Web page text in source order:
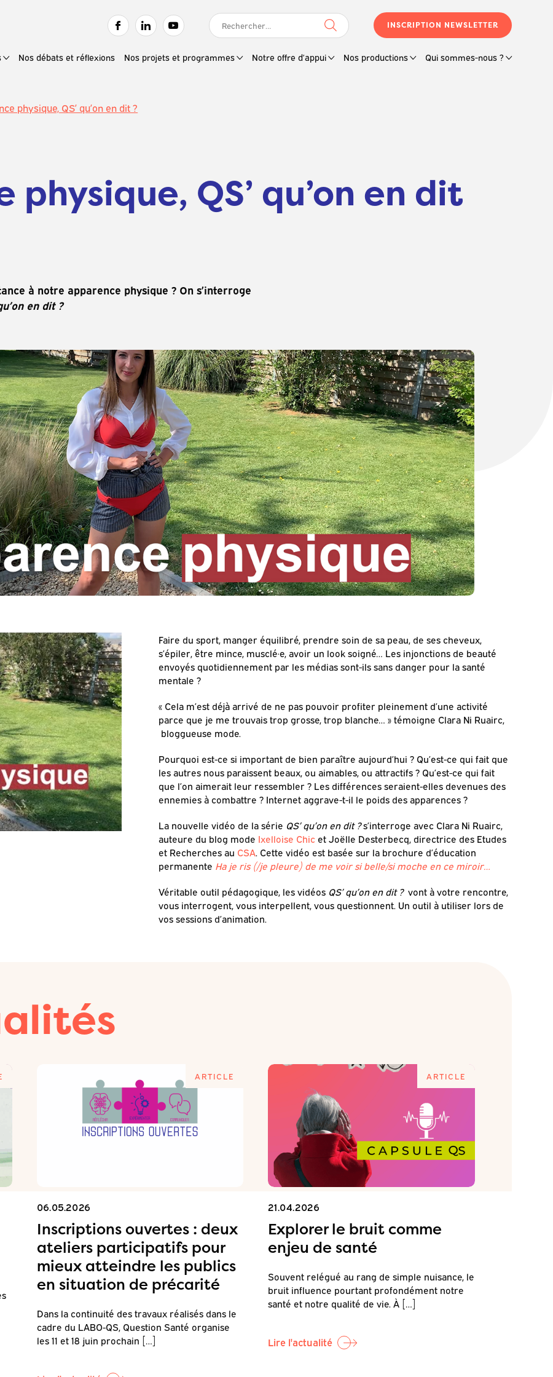
RECHERCHER :
INSCRIPTION NEWSLETTER
Nos débats et réflexions Nos projets et programmes Notre offre d’appui Nos productions Qui sommes-nous ?
physique, QS’ qu’on en dit ?
physique, QS’ qu’on en dit
à notre apparence physique ? On s’interroge
en dit ?
Faire du sport, manger équilibré, prendre soin de sa peau, de ses cheveux,
s’épiler, être mince, musclé·e, avoir un look soigné… Les injonctions de beauté
envoyés quotidiennement par les médias sont-ils sans danger pour la santé
mentale ?
« Cela m’est déjà arrivé de ne pas pouvoir profiter pleinement d’une activité
parce que je me trouvais trop grosse, trop blanche… » témoigne Clara Ni Ruairc,
bloggueuse mode.
Pourquoi est-ce si important de bien paraître aujourd’hui ? Qu’est-ce qui fait que
les autres nous paraissent beaux, ou aimables, ou attractifs ? Qu’est-ce qui fait
que l’on aimerait leur ressembler ? Les différences seraient-elles devenues des
ennemies à combattre ? Internet aggrave-t-il le poids des apparences ?
La nouvelle vidéo de la série QS’ qu’on en dit ?s’interroge avec Clara Ni Ruairc,
auteure du blog mode Ixelloise Chic et Joëlle Desterbecq, directrice des Etudes
et Recherches au CSA. Cette vidéo est basée sur la brochure d’éducation
permanente Ha je ris (/je pleure) de me voir si belle/si moche en ce miroir…
Véritable outil pédagogique, les vidéos QS’ qu’on en dit ? vont à votre rencontre,
vous interrogent, vous interpellent, vous questionnent. Un outil à utiliser lors de
vos sessions d’animation.
ARTICLE
06.05.2026
Inscriptions ouvertes : deux
ateliers participatifs pour
mieux atteindre les publics
en situation de précarité
Dans la continuité des travaux réalisés dans le
cadre du LABO-QS, Question Santé organise
les 11 et 18 juin prochain […]
ARTICLE
21.04.2026
Explorer le bruit comme
enjeu de santé
Souvent relégué au rang de simple nuisance, le
bruit influence pourtant profondément notre
santé et notre qualité de vie. À […]
Lire l'actualité